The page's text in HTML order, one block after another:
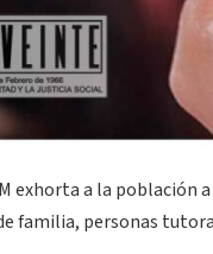
exhorta a la población
familia, personas